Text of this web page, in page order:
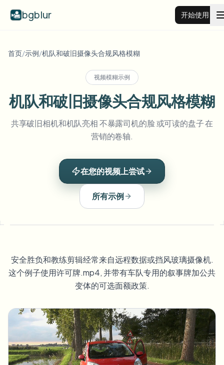
bgblur 开始使用
视频背景虚化
示例
浏览完整示例库
模糊任何内容
GDPR合规模糊
街头采访模糊
View all features
Browse every blur tool in one place
模糊车牌
模糊背景
AI Video Object Remover
在线模糊照片中的人脸
试映、发布和合规
医疗
诊所和面向患者的视频管理
公共部门
FOIA、安全披露和编辑
博客
工具
产品
Choose language
首页/示例/机队和破旧摄像头合规风格模糊
视频模糊示例
机队和破旧摄像头合规风格模糊
共享破旧相机和机队亮相 不暴露司机的脸 或可读的盘子 在
营销的卷轴.
在您的视频上尝试
所有示例
安全胜负和教练剪辑经常来自远程数据或挡风玻璃摄像机.
这个例子使用许可牌.mp4, 并带有车队专用的叙事牌加公共
变体的可选面额政策.